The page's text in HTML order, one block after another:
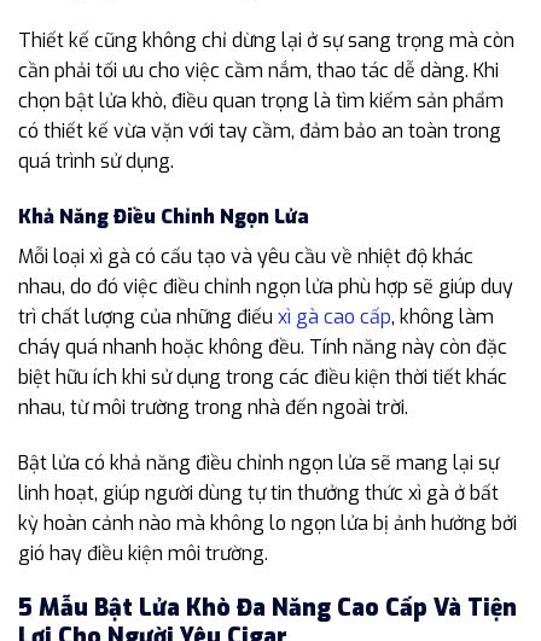
Thiết kế cũng không chỉ dừng lại ở sự sang trọng mà còn
cần phải tối ưu cho việc cầm nắm, thao tác dễ dàng. Khi
chọn bật lửa khò, điều quan trọng là tìm kiếm sản phẩm
có thiết kế vừa vặn với tay cầm, đảm bảo an toàn trong
quá trình sử dụng.
Khả Năng Điều Chỉnh Ngọn Lửa
Mỗi loại xì gà có cấu tạo và yêu cầu về nhiệt độ khác
nhau, do đó việc điều chỉnh ngọn lửa phù hợp sẽ giúp duy
trì chất lượng của những điếu xì gà cao cấp, không làm
cháy quá nhanh hoặc không đều. Tính năng này còn đặc
biệt hữu ích khi sử dụng trong các điều kiện thời tiết khác
nhau, từ môi trường trong nhà đến ngoài trời.
Bật lửa có khả năng điều chỉnh ngọn lửa sẽ mang lại sự
linh hoạt, giúp người dùng tự tin thưởng thức xì gà ở bất
kỳ hoàn cảnh nào mà không lo ngọn lửa bị ảnh hưởng bởi
gió hay điều kiện môi trường.
5 Mẫu Bật Lửa Khò Đa Năng Cao Cấp Và Tiện